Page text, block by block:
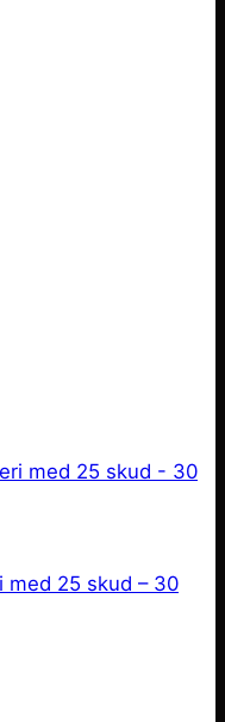
25 skud – 30